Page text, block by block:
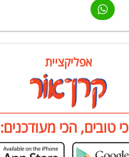
אפליקציית
טובים, הכי מעודכנים: